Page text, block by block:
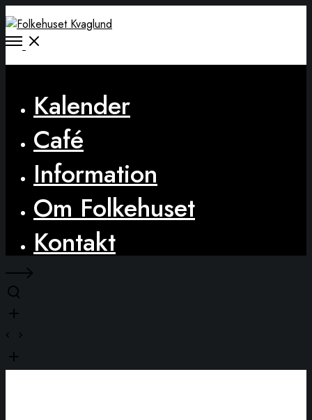
Open
Kalender
Café
Information
Om Folkehuset
Kontakt